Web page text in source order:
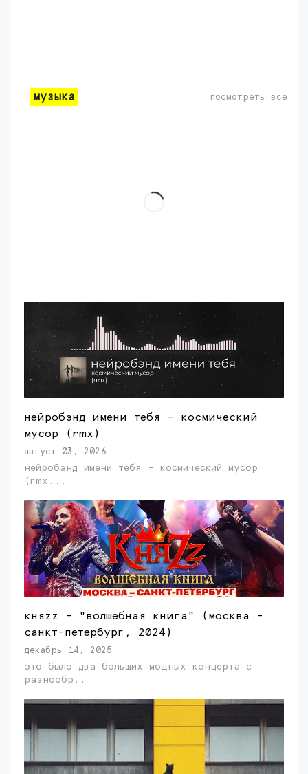
музыка посмотреть все
нейробэнд имени тебя - космический
мусор (rmx)
август 03, 2026
нейробэнд имени тебя - космический мусор
(rmx...
княzz - "волшебная книга" (москва -
санкт-петербург, 2024)
декабрь 14, 2025
это было два больших мощных концерта с
разнообр...